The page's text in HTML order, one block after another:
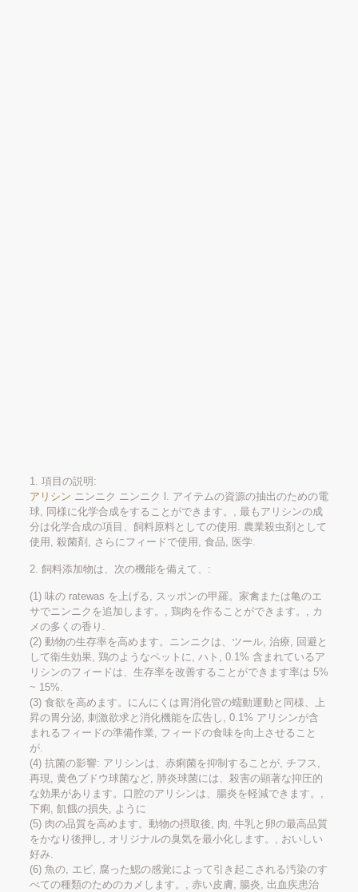
1. 項目の説明:
アリシン ニンニク ニンニク l. アイテムの資源の抽出のための電
球, 同様に化学合成をすることができます。, 最もアリシンの成
分は化学合成の項目、飼料原料としての使用. 農業殺虫剤として
使用, 殺菌剤, さらにフィードで使用, 食品, 医学.
2. 飼料添加物は、次の機能を備えて、:
(1) 味の ratewas を上げる, スッポンの甲羅。家禽または亀のエ
サでニンニクを追加します。, 鶏肉を作ることができます。, カ
メの多くの香り.
(2) 動物の生存率を高めます。ニンニクは、ツール, 治療, 回避と
して衛生効果, 鶏のようなペットに, ハト, 0.1% 含まれているア
リシンのフィードは、生存率を改善することができます率は 5%
~ 15%.
(3) 食欲を高めます。にんにくは胃消化管の蠕動運動と同様、上
昇の胃分泌, 刺激欲求と消化機能を広告し, 0.1% アリシンが含
まれるフィードの準備作業, フィードの食味を向上させること
が.
(4) 抗菌の影響: アリシンは、赤痢菌を抑制することが, チフス,
再現, 黄色ブドウ球菌など, 肺炎球菌には、殺害の顕著な抑圧的
な効果があります。口腔のアリシンは、腸炎を軽減できます。,
下痢, 飢餓の損失, ように
(5) 肉の品質を高めます。動物の摂取後, 肉, 牛乳と卵の最高品質
をかなり後押し, オリジナルの臭気を最小化します。, おいしい
好み.
(6) 魚の, エビ, 腐った鰓の感覚によって引き起こされる汚染のす
べての種類のためのカメします。, 赤い皮膚, 腸炎, 出血疾患治